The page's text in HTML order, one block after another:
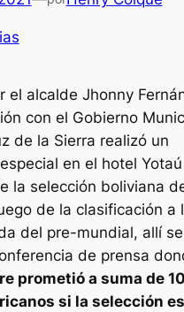
el alcalde Jhonny
con el Gobierno
de la Sierra realizó un
en el hotel
la selección boliviana
de la clasificación a
del pre-mundial, allí se
de prensa
prometió a suma de
si la selección